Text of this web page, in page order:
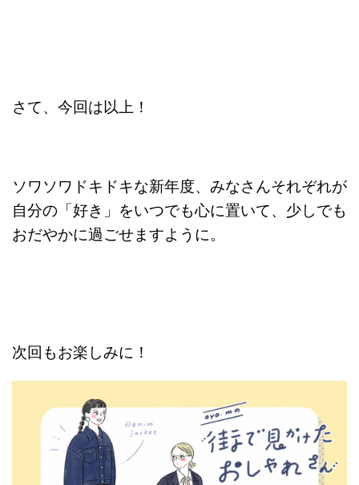
さて、今回は以上！
ソワソワドキドキな新年度、みなさんそれぞれが
自分の「好き」をいつでも心に置いて、少しでも
おだやかに過ごせますように。
次回もお楽しみに！